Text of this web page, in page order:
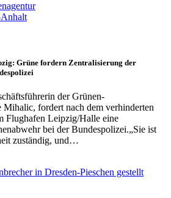
Anhalt
Grüne fordern Zentralisierung der
der Grünen-
Mihalic, fordert nach dem verhinderten
Flughafen Leipzig/Halle eine
bei der Bundespolizei.„Sie ist
zuständig, und…